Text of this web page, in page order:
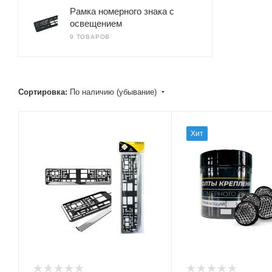
Рамка номерного знака с
освещением
9 ТОВАРОВ
Сортировка: По наличию (убывание)
Хит